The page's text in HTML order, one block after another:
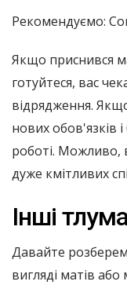
Рекомендуємо:
Якщо приснився
готуйтеся, вас
відрядження.
нових обов'язків
роботі. Можливо,
дуже кмітливих
Інші
Давайте
вигляді матів